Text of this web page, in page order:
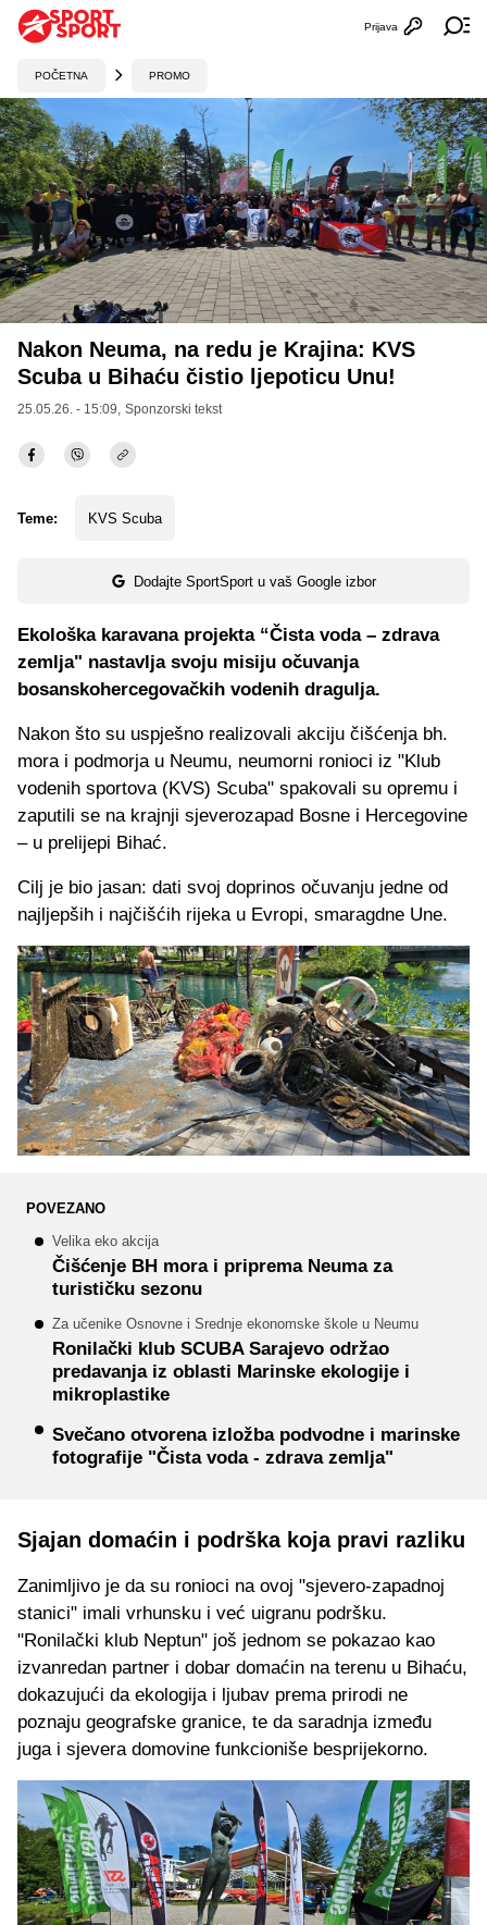
Otvori
Prijava
POČETNA PROMO
Nakon Neuma, na redu je Krajina: KVS
Scuba u Bihaću čistio ljepoticu Unu!
25.05.26. - 15:09, Sponzorski tekst
Teme: KVS Scuba
Dodajte SportSport u vaš Google izbor
Ekološka karavana projekta “Čista voda – zdrava
zemlja" nastavlja svoju misiju očuvanja
bosanskohercegovačkih vodenih dragulja.
Nakon što su uspješno realizovali akciju čišćenja bh.
mora i podmorja u Neumu, neumorni ronioci iz "Klub
vodenih sportova (KVS) Scuba" spakovali su opremu i
zaputili se na krajnji sjeverozapad Bosne i Hercegovine
– u prelijepi Bihać.
Cilj je bio jasan: dati svoj doprinos očuvanju jedne od
najljepših i najčišćih rijeka u Evropi, smaragdne Une.
POVEZANO
Velika eko akcija
Čišćenje BH mora i priprema Neuma za
turističku sezonu
Za učenike Osnovne i Srednje ekonomske škole u Neumu
Ronilački klub SCUBA Sarajevo održao
predavanja iz oblasti Marinske ekologije i
mikroplastike
Svečano otvorena izložba podvodne i marinske
fotografije "Čista voda - zdrava zemlja"
Sjajan domaćin i podrška koja pravi razliku
Zanimljivo je da su ronioci na ovoj "sjevero-zapadnoj
stanici" imali vrhunsku i već uigranu podršku.
"Ronilački klub Neptun" još jednom se pokazao kao
izvanredan partner i dobar domaćin na terenu u Bihaću,
dokazujući da ekologija i ljubav prema prirodi ne
poznaju geografske granice, te da saradnja između
juga i sjevera domovine funkcioniše besprijekorno.